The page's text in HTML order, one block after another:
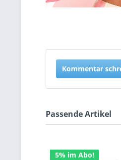
Kommentar
Passende Artikel
5% im Abo!